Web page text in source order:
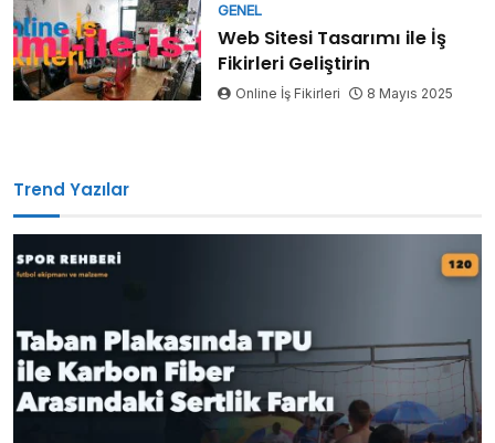
GENEL
Web Sitesi Tasarımı ile İş
Fikirleri Geliştirin
Online İş Fikirleri 8 Mayıs 2025
Trend Yazılar